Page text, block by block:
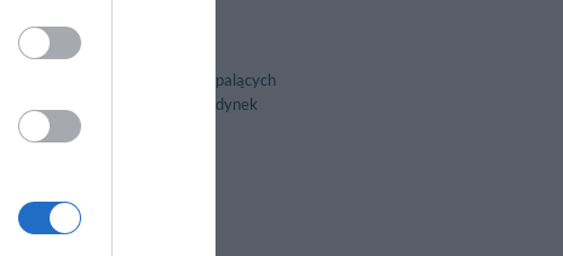
Pokoje dla Niepalących
Zabytkowy budynek